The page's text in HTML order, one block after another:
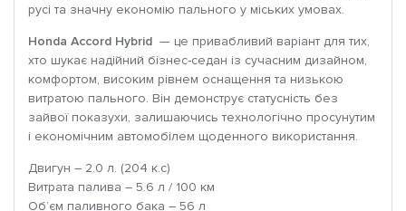
русі та значну економію пального у міських умовах.
Honda Accord Hybrid — це привабливий варіант для тих,
хто шукає надійний бізнес-седан із сучасним дизайном,
комфортом, високим рівнем оснащення та низькою
витратою пального. Він демонструє статусність без
зайвої показухи, залишаючись технологічно просунутим
і економічним автомобілем щоденного використання.
Двигун – 2.0 л. (204 к.с)
Витрата палива – 5.6 л / 100 км
Об’єм паливного бака – 56 л